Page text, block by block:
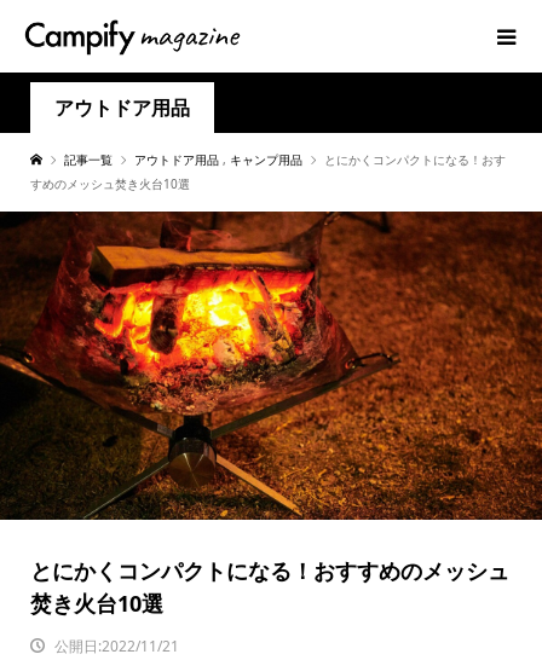
アウトドア用品
記事一覧 アウトドア用品 , キャンプ用品
とにかくコンパクトになる！おす
すめのメッシュ焚き火台10選
とにかくコンパクトになる！おすすめのメッシュ
焚き火台10選
公開日:2022/11/21